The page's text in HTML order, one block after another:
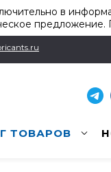
в
предложение.
ТОВАРОВ